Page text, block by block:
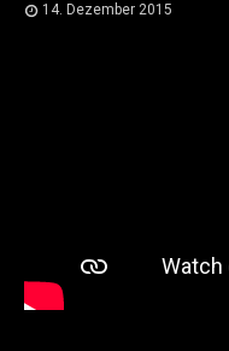
14. Dezember 2015